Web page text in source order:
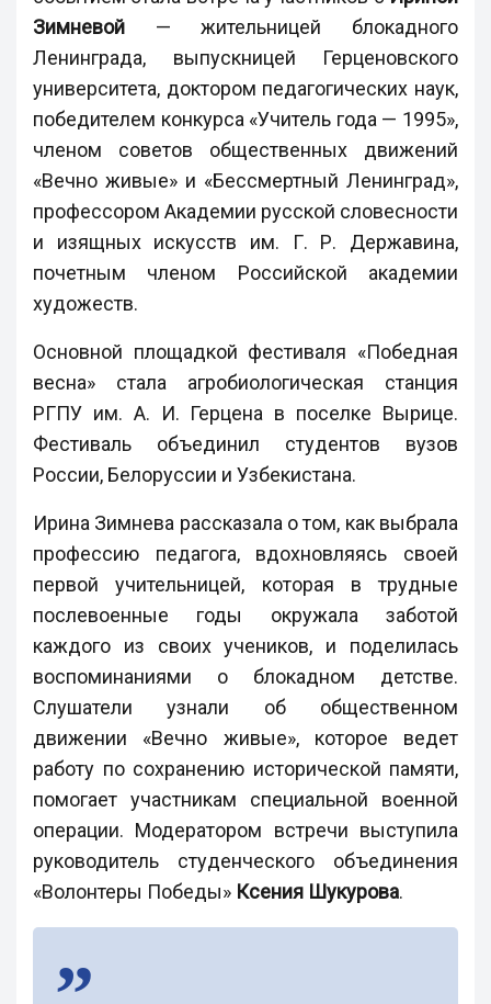
Зимневой — жительницей блокадного
Ленинграда, выпускницей Герценовского
университета, доктором педагогических наук,
победителем конкурса «Учитель года — 1995»,
членом советов общественных движений
«Вечно живые» и «Бессмертный Ленинград»,
профессором Академии русской словесности
и изящных искусств им. Г. Р. Державина,
почетным членом Российской академии
художеств.
Основной площадкой фестиваля «Победная
весна» стала агробиологическая станция
РГПУ им. А. И. Герцена в поселке Вырице.
Фестиваль объединил студентов вузов
России, Белоруссии и Узбекистана.
Ирина Зимнева рассказала о том, как выбрала
профессию педагога, вдохновляясь своей
первой учительницей, которая в трудные
послевоенные годы окружала заботой
каждого из своих учеников, и поделилась
воспоминаниями о блокадном детстве.
Слушатели узнали об общественном
движении «Вечно живые», которое ведет
работу по сохранению исторической памяти,
помогает участникам специальной военной
операции. Модератором встречи выступила
руководитель студенческого объединения
«Волонтеры Победы» Ксения Шукурова.